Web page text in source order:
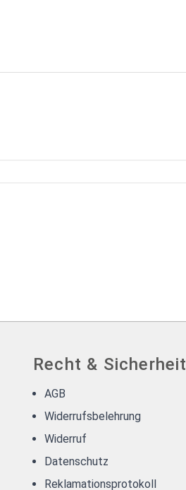
Recht & Sicherheit
AGB
Widerrufsbelehrung
Widerruf
Datenschutz
Reklamationsprotokoll